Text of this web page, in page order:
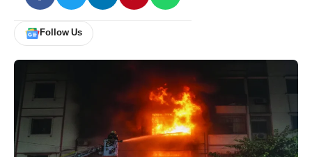
Follow Us